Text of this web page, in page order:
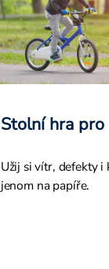
Stolní hra
Užij si vítr, defekty i
jenom na papíře.